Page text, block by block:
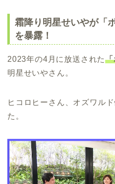
霜降り明星せいやが「
を暴露！
2023年の4月に放送された「
明星せいやさん。
ヒコロヒーさん、オズワル
た。